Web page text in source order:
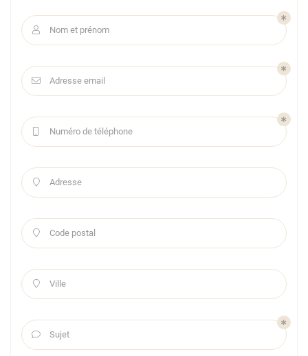
 Nom et prénom
 Adresse email
Numéro de téléphone
 Adresse
 Code postal
 Ville
 Sujet